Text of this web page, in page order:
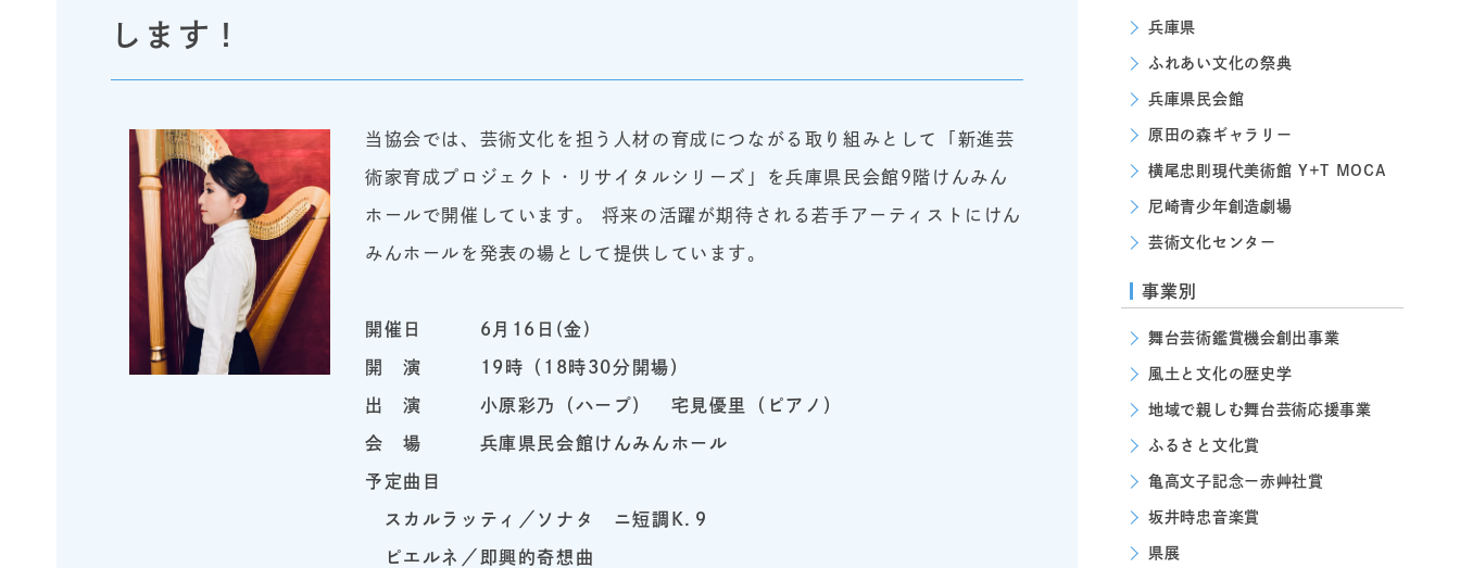
します！
当協会では、芸術文化を担う人材の育成につながる取り組みとして「新進芸
術家育成プロジェクト・リサイタルシリーズ」を兵庫県民会館9階けんみん
ホールで開催しています。 将来の活躍が期待される若手アーティストにけん
みんホールを発表の場として提供しています。
開催日 6月16日(金)
開 演 19時（18時30分開場）
出 演 小原彩乃（ハープ） 宅見優里（ピアノ）
会 場 兵庫県民会館けんみんホール
予定曲目
スカルラッティ／ソナタ ニ短調K.９
ピエルネ／ 即興的奇想曲
兵庫県
ふれあい文化の祭典
兵庫県民会館
原田の森ギャラリー
横尾忠則現代美術館 Y+T MOCA
尼崎青少年創造劇場
芸術文化センター
事業別
舞台芸術鑑賞機会創出事業
風土と文化の歴史学
地域で親しむ舞台芸術応援事業
ふるさと文化賞
亀高文子記念ー赤艸社賞
坂井時忠音楽賞
県展